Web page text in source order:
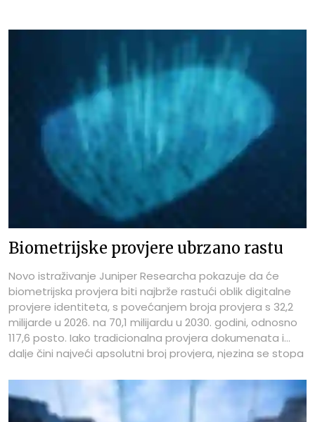
Biometrijske provjere ubrzano rastu
Novo istraživanje Juniper Researcha pokazuje da će
biometrijska provjera biti najbrže rastući oblik digitalne
provjere identiteta, s povećanjem broja provjera s 32,2
milijarde u 2026. na 70,1 milijardu u 2030. godini, odnosno
117,6 posto. Iako tradicionalna provjera dokumenata i
dalje čini najveći apsolutni broj provjera, njezina se stopa